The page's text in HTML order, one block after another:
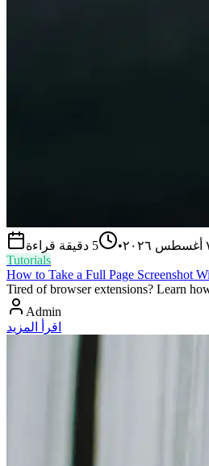
•
5 دقيقة قراءة
Tutorials
How to Take a Full Page Screenshot
Tired of browser extensions? Learn
Admin
اقرأ المزيد